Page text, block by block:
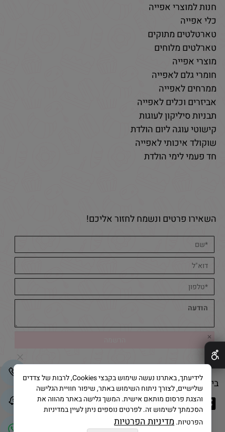
חנות למוצרי אפייה
כלי אפייה
טארטלטים מתוקים
טארלטים מלוחים
מוצרי אפייה
חומרי גלם לאפייה
ממרחים לאפייה
אביזרים וכלים לאפייה
תבניות סיליקון לעוגות
קישוטי עוגה ליום הולדת
שוקולד איכותי לאפייה
חד פעמי לימי הולדת
השאירו פרטים ונשמח לחזור אליכם!
בייק אנד קייק © 2025 All Rights Reserved
✕
לידיעתך, באתרנו נעשה שימוש בקבצי Cookies, לרבות של צדדים
שלישיים, לצורך ניתוח השימוש באתר, שיפור חוויית הגלישה
והצגת פרסום מותאם אישית. המשך גלישה באתר מהווה את
הסכמתך לשימוש זה. לפרטים נוספים ניתן לעיין במדיניות
הפרטיות.מדיניות הפרטיות